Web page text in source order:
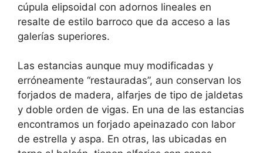
cúpula elipsoidal con adornos lineales en
resalte de estilo barroco que da acceso a las
galerías superiores.
Las estancias aunque muy modificadas y
erróneamente “restauradas”, aun conservan los
forjados de madera, alfarjes de tipo de jaldetas
y doble orden de vigas. En una de las estancias
encontramos un forjado apeinazado con labor
de estrella y aspa. En otras, las ubicadas en